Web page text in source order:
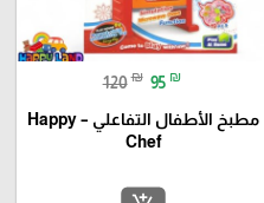
120 ₪ 95 ₪
مطبخ الأطفال التفاعلي – Happy
Chef